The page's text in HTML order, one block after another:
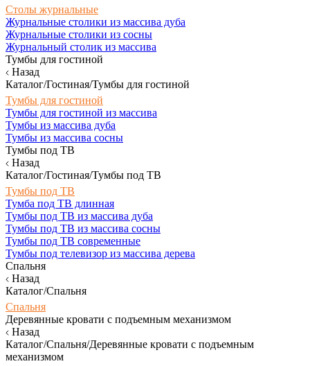
Столы журнальные
Журнальные столики из массива дуба
Журнальные столики из сосны
Журнальный столик из массива
Тумбы для гостиной
Назад
Каталог/Гостиная/Тумбы для гостиной
Тумбы для гостиной
Тумбы для гостиной из массива
Тумбы из массива дуба
Тумбы из массива сосны
Тумбы под ТВ
Назад
Каталог/Гостиная/Тумбы под ТВ
Тумбы под ТВ
Тумба под ТВ длинная
Тумбы под ТВ из массива дуба
Тумбы под ТВ из массива сосны
Тумбы под ТВ современные
Тумбы под телевизор из массива дерева
Спальня
Назад
Каталог/Спальня
Спальня
Деревянные кровати с подъемным механизмом
Назад
Каталог/Спальня/Деревянные кровати с подъемным
механизмом